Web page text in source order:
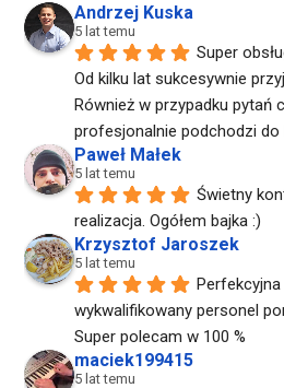
Andrzej Kuska
5 lat temu
Super
Od kilku lat sukcesywnie
Również w przypadku pytań
profesjonalnie podchodzi do
Paweł Małek
5 lat temu
Świetny
realizacja. Ogółem bajka :)
Krzysztof Jaroszek
5 lat temu
Perfekcyjna
wykwalifikowany personel
Super polecam w 100 %
maciek199415
5 lat temu